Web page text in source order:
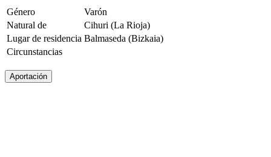
Género
Varón
Natural de
Cihuri (La Rioja)
Lugar de residencia Balmaseda (Bizkaia)
Circunstancias